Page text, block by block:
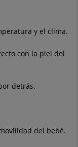
y el clima.
con la piel del
detrás.
del bebé.